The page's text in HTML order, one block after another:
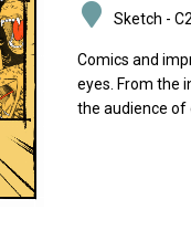
Sketch -
Comics and
eyes. From the
the audience of